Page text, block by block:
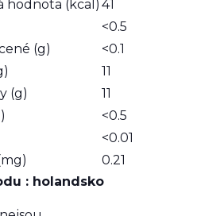
hodnota (kcal) 41
<0.5
(g)
<0.1
11
(g)
11
<0.5
<0.01
0.21
: holandsko